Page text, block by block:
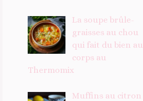
La soupe brûle-
graisses au chou
qui fait du bien au
corps au
Thermomix
Muffins au citron